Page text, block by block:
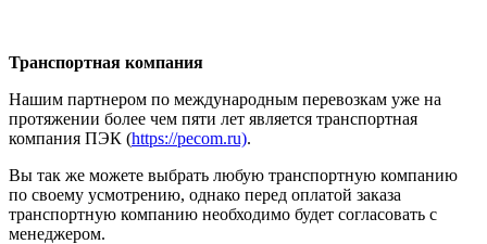
Транспортная компания
Нашим партнером по международным перевозкам уже на
протяжении более чем пяти лет является транспортная
компания ПЭК (https://pecom.ru).
Вы так же можете выбрать любую транспортную компанию
по своему усмотрению, однако перед оплатой заказа
транспортную компанию необходимо будет согласовать с
менеджером.